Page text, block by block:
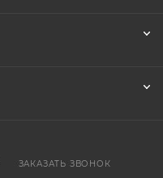
ЗАКАЗАТЬ ЗВОНОК